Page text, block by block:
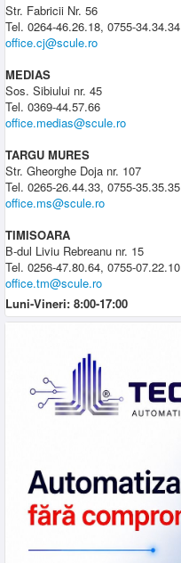
Str. Fabricii Nr. 56
Tel. 0264-46.26.18, 0755-34.34.34
office.cj@scule.ro
MEDIAS
Sos. Sibiului nr. 45
Tel. 0369-44.57.66
office.medias@scule.ro
TARGU MURES
Str. Gheorghe Doja nr. 107
Tel. 0265-26.44.33, 0755-35.35.35
office.ms@scule.ro
TIMISOARA
B-dul Liviu Rebreanu nr. 15
Tel. 0256-47.80.64, 0755-07.22.10
office.tm@scule.ro
Luni-Vineri: 8:00-17:00